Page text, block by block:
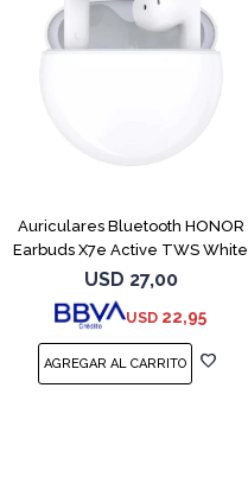
Auriculares Bluetooth HONOR
Earbuds X7e Active TWS White
USD 27,00
USD 22,95